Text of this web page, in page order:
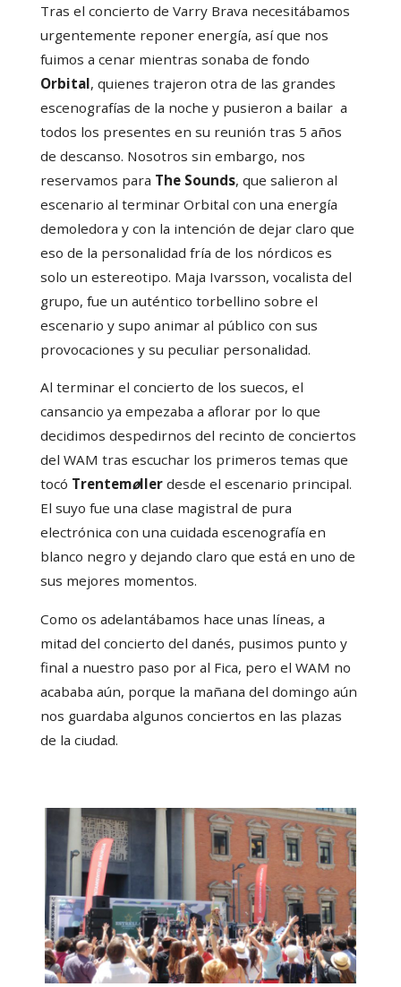
Tras el concierto de Varry Brava necesitábamos
urgentemente reponer energía, así que nos
fuimos a cenar mientras sonaba de fondo
Orbital, quienes trajeron otra de las grandes
escenografías de la noche y pusieron a bailar a
todos los presentes en su reunión tras 5 años
de descanso. Nosotros sin embargo, nos
reservamos para The Sounds, que salieron al
escenario al terminar Orbital con una energía
demoledora y con la intención de dejar claro que
eso de la personalidad fría de los nórdicos es
solo un estereotipo. Maja Ivarsson, vocalista del
grupo, fue un auténtico torbellino sobre el
escenario y supo animar al público con sus
provocaciones y su peculiar personalidad.
Al terminar el concierto de los suecos, el
cansancio ya empezaba a aflorar por lo que
decidimos despedirnos del recinto de conciertos
del WAM tras escuchar los primeros temas que
tocó Trentemøllerdesde el escenario principal.
El suyo fue una clase magistral de pura
electrónica con una cuidada escenografía en
blanco negro y dejando claro que está en uno de
sus mejores momentos.
Como os adelantábamos hace unas líneas, a
mitad del concierto del danés, pusimos punto y
final a nuestro paso por al Fica, pero el WAM no
acababa aún, porque la mañana del domingo aún
nos guardaba algunos conciertos en las plazas
de la ciudad.